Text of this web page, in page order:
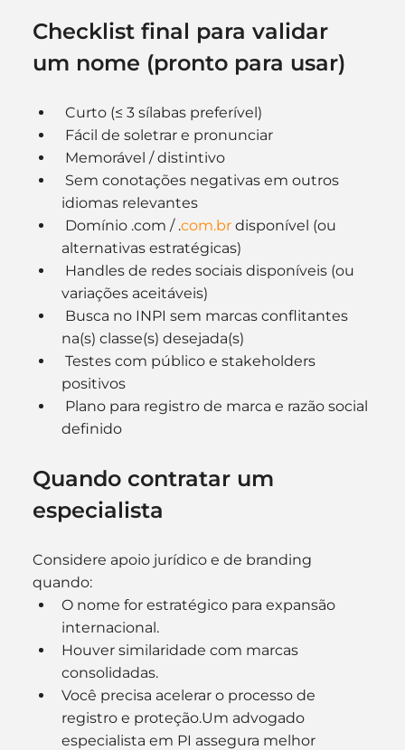
Checklist final para validar
um nome (pronto para usar)
Curto (≤ 3 sílabas preferível)
Fácil de soletrar e pronunciar
Memorável / distintivo
Sem conotações negativas em outros
idiomas relevantes
Domínio .com / .com.br disponível (ou
alternativas estratégicas)
Handles de redes sociais disponíveis (ou
variações aceitáveis)
Busca no INPI sem marcas conflitantes
na(s) classe(s) desejada(s)
Testes com público e stakeholders
positivos
Plano para registro de marca e razão social
definido
Quando contratar um
especialista
Considere apoio jurídico e de branding
quando:
O nome for estratégico para expansão
internacional.
Houver similaridade com marcas
consolidadas.
Você precisa acelerar o processo de
registro e proteção.Um advogado
especialista em PI assegura melhor